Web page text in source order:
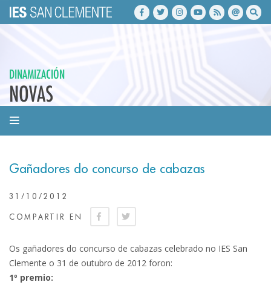
DINAMIZACIÓN
NOVAS
Gañadores do concurso de cabazas
31/10/2012
COMPARTIR EN
Os gañadores do concurso de cabazas celebrado no IES San
Clemente o 31 de outubro de 2012 foron:
1º premio: